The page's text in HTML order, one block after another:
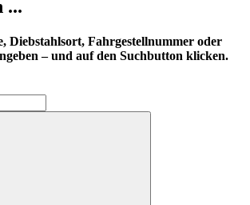
...
Fahrgestellnummer oder
– und auf den Suchbutton klicken.